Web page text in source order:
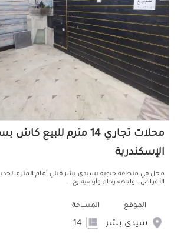
محلات تجاري 14 مترم للبيع
الإسكندرية
محل في منطقه حيويه بسيدى بشر قبلي أمام المترو
الأغراض.. واجهه رخام وأرضيه رخ...
الموقع
سيدى بشر
المساحة
14